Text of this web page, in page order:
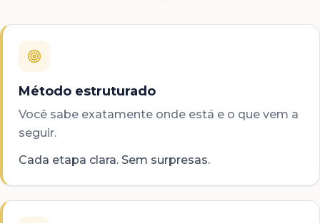
Método estruturado
Você sabe exatamente onde está e o que vem a
seguir.
Cada etapa clara. Sem surpresas.